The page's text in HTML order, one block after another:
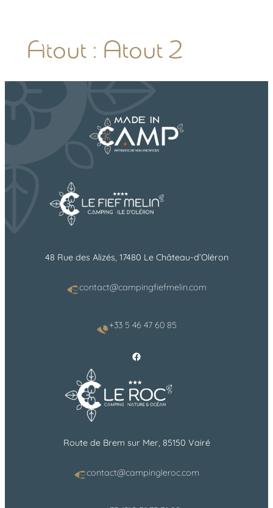
Atout : Atout 2
48 Rue des Alizés, 17480 Le Château-d’Oléron
contact@campingfiefmelin.com
+33 5 46 47 60 85
Facebook
Route de Brem sur Mer, 85150 Vairé
contact@campingleroc.com